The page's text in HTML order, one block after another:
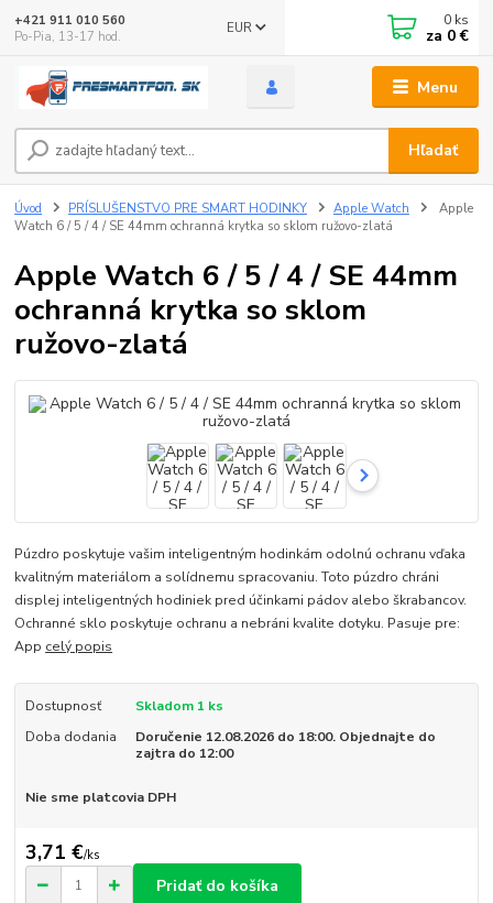
Menu
EUR
Hľadať
+421 911 010 560
Po-Pia, 13-17 hod.
0 ks
za 0 €
Úvod PRÍSLUŠENSTVO PRE SMART HODINKY Apple Watch
Apple
Watch 6 / 5 / 4 / SE 44mm ochranná krytka so sklom ružovo-zlatá
Apple Watch 6 / 5 / 4 / SE 44mm
ochranná krytka so sklom
ružovo-zlatá
Púzdro poskytuje vašim inteligentným hodinkám odolnú ochranu vďaka
kvalitným materiálom a solídnemu spracovaniu. Toto púzdro chráni
displej inteligentných hodiniek pred účinkami pádov alebo škrabancov.
Ochranné sklo poskytuje ochranu a nebráni kvalite dotyku. Pasuje pre:
App celý popis
Dostupnosť
Skladom 1 ks
Doba dodania
Doručenie 12.08.2026 do 18:00. Objednajte do
zajtra do 12:00
Nie sme platcovia DPH
3,71 €/ks
Pridať do košíka